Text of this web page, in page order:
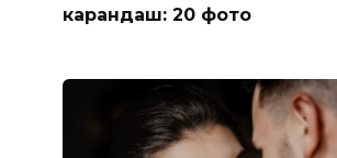
карандаш: 20 фото